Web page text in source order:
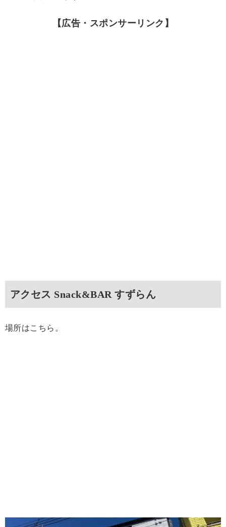
【広告・スポンサーリンク】
アクセス Snack&BAR すずらん
場所はこちら。